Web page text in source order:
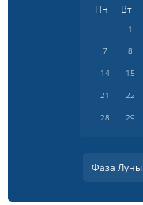
Пн Вт
1
7
8
14
15
21
22
28
29
Фаза Луны